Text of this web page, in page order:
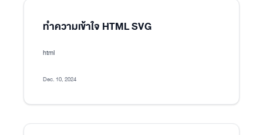
ทำความเข้าใจ HTML SVG
html
Dec. 10, 2024